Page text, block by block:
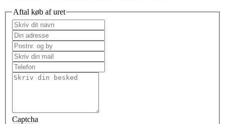
Aftal køb af uret
Captcha